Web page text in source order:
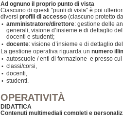
Ad ognuno il proprio punto di vista
Ciascuno di questi "punti di vista" è poi
diversi profili di accesso (ciascuno protetto
• amministratore/direttore: gestione delle
generali, visione d’insieme e di dettaglio
docenti e studenti;
• docente: visione d’insieme e di dettaglio
La gestione operativa riguarda un numero
• autoscuole / enti di formazione e presso
• classi/corsi,
• docenti,
• studenti.
OPERATIVITÀ
DIDATTICA
Contenuti multimediali completi e